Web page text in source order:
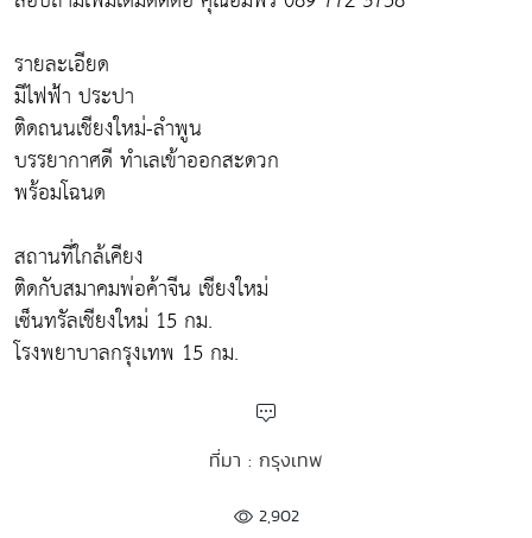
รายละเอียด
มีไฟฟ้า ประปา
ติดถนนเชียงใหม่-ลำพูน
บรรยากาศดี ทำเลเข้าออกสะดวก
พร้อมโฉนด
สถานที่ใกล้เคียง
ติดกับสมาคมพ่อค้าจีน เชียงใหม่
เซ็นทรัลเชียงใหม่ 15 กม.
โรงพยาบาลกรุงเทพ 15 กม.
ที่มา : กรุงเทพ
2,902